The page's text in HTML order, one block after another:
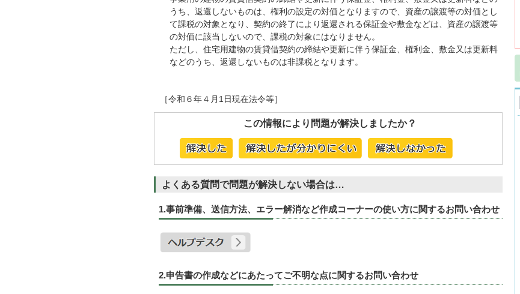
うち、返還しないものは、権利の設定の対価となりますので、資産の譲渡等の対価とし
て課税の対象となり、契約の終了により返還される保証金や敷金などは、資産の譲渡等
の対価に該当しないので、課税の対象にはなりません。
ただし、住宅用建物の賃貸借契約の締結や更新に伴う保証金、権利金、敷金又は更新料
などのうち、返還しないものは非課税となります。
［令和６年４月1日現在法令等］
この情報により問題が解決しましたか？
よくある質問で問題が解決しない場合は…
1.事前準備、送信方法、エラー解消など作成コーナーの使い方に関するお問い合わせ
2.申告書の作成などにあたってご不明な点に関するお問い合わせ